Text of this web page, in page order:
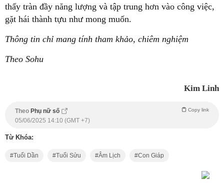
thấy tràn đầy năng lượng và tập trung hơn vào công việc,
gặt hái thành tựu như mong muốn.
Thông tin chỉ mang tính tham khảo, chiêm nghiệm
Theo Sohu
Kim Linh
Theo Phụ nữ số Copy link
05/06/2025 14:10 (GMT +7)
Từ Khóa:
Tuổi Dần Tuổi Sửu Âm Lịch Con Giáp